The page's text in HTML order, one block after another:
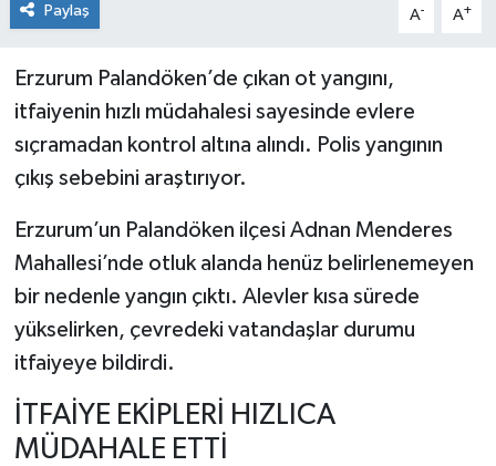
Paylaş A- A+
Erzurum Palandöken’de çıkan ot yangını,
itfaiyenin hızlı müdahalesi sayesinde evlere
sıçramadan kontrol altına alındı. Polis yangının
çıkış sebebini araştırıyor.
Erzurum’un Palandöken ilçesi Adnan Menderes
Mahallesi’nde otluk alanda henüz belirlenemeyen
bir nedenle yangın çıktı. Alevler kısa sürede
yükselirken, çevredeki vatandaşlar durumu
itfaiyeye bildirdi.
İTFAİYE EKİPLERİ HIZLICA
MÜDAHALE ETTİ